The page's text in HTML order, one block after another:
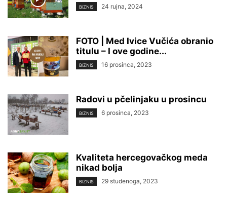
BIZNIS 24 rujna, 2024
FOTO | Med Ivice Vučića obranio
titulu – I ove godine...
BIZNIS 16 prosinca, 2023
Radovi u pčelinjaku u prosincu
BIZNIS 6 prosinca, 2023
Kvaliteta hercegovačkog meda
nikad bolja
BIZNIS 29 studenoga, 2023